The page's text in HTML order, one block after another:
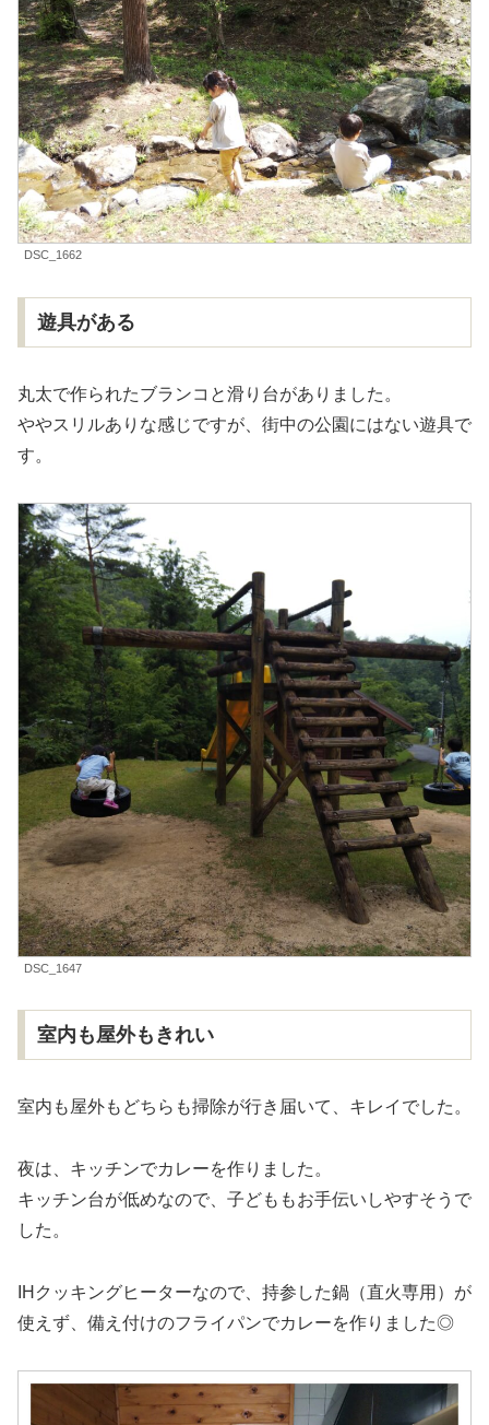
DSC_1662
遊具がある
丸太で作られたブランコと滑り台がありました。
ややスリルありな感じですが、街中の公園にはない遊具で
す。
DSC_1647
室内も屋外もきれい
室内も屋外もどちらも掃除が行き届いて、キレイでした。
夜は、キッチンでカレーを作りました。
キッチン台が低めなので、子どももお手伝いしやすそうで
した。
IHクッキングヒーターなので、持参した鍋（直火専用）が
使えず、備え付けのフライパンでカレーを作りました◎